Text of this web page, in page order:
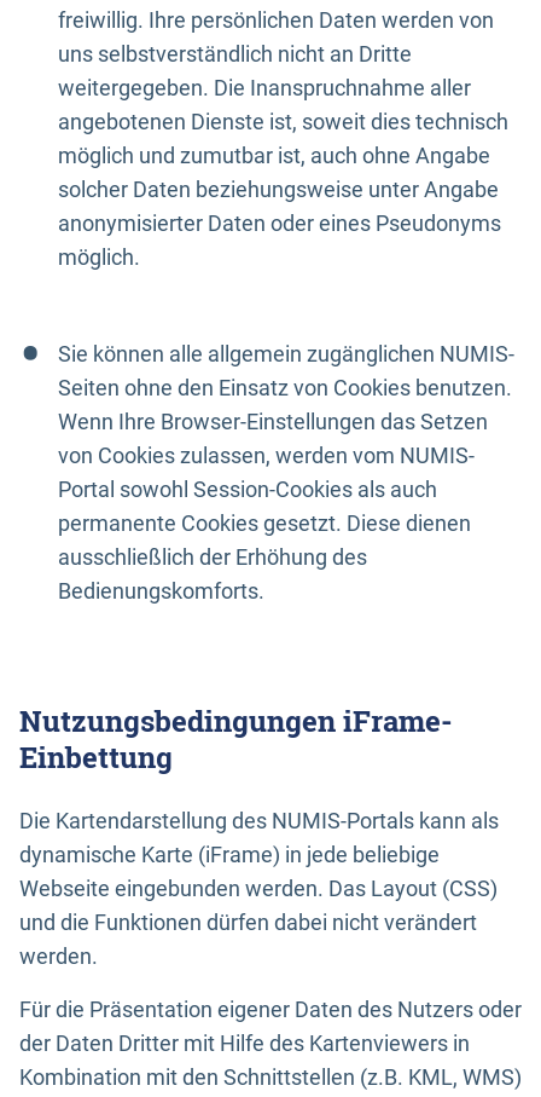
freiwillig. Ihre persönlichen Daten werden von
uns selbstverständlich nicht an Dritte
weitergegeben. Die Inanspruchnahme aller
angebotenen Dienste ist, soweit dies technisch
möglich und zumutbar ist, auch ohne Angabe
solcher Daten beziehungsweise unter Angabe
anonymisierter Daten oder eines Pseudonyms
möglich.
Sie können alle allgemein zugänglichen NUMIS-
Seiten ohne den Einsatz von Cookies benutzen.
Wenn Ihre Browser-Einstellungen das Setzen
von Cookies zulassen, werden vom NUMIS-
Portal sowohl Session-Cookies als auch
permanente Cookies gesetzt. Diese dienen
ausschließlich der Erhöhung des
Bedienungskomforts.
Nutzungsbedingungen iFrame-
Einbettung
Die Kartendarstellung des NUMIS-Portals kann als
dynamische Karte (iFrame) in jede beliebige
Webseite eingebunden werden. Das Layout (CSS)
und die Funktionen dürfen dabei nicht verändert
werden.
Für die Präsentation eigener Daten des Nutzers oder
der Daten Dritter mit Hilfe des Kartenviewers in
Kombination mit den Schnittstellen (z.B. KML, WMS)